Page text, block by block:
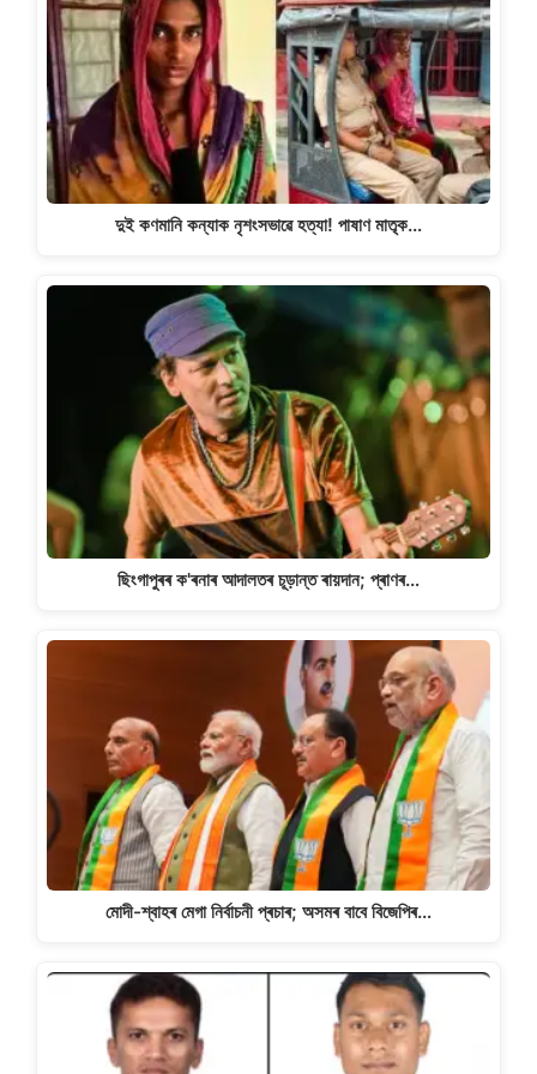
দুই কণমানি কন্যাক নৃশংসভাৱে হত্যা! পাষাণ মাতৃক…
ছিংগাপুৰৰ ক'ৰনাৰ আদালতৰ চূড়ান্ত ৰায়দান; প্ৰাণৰ…
মোদী-শ্বাহৰ মেগা নিৰ্বাচনী প্ৰচাৰ; অসমৰ বাবে বিজেপিৰ…